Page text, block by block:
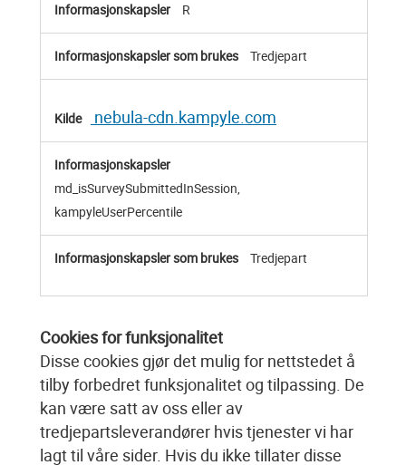
R
Tredjepart
nebula-cdn.kampyle.com
md_isSurveySubmittedInSession,
kampyleUserPercentile
Tredjepart
Cookies for funksjonalitet
Disse cookies gjør det mulig for nettstedet å
tilby forbedret funksjonalitet og tilpassing. De
kan være satt av oss eller av
tredjepartsleverandører hvis tjenester vi har
lagt til våre sider. Hvis du ikke tillater disse